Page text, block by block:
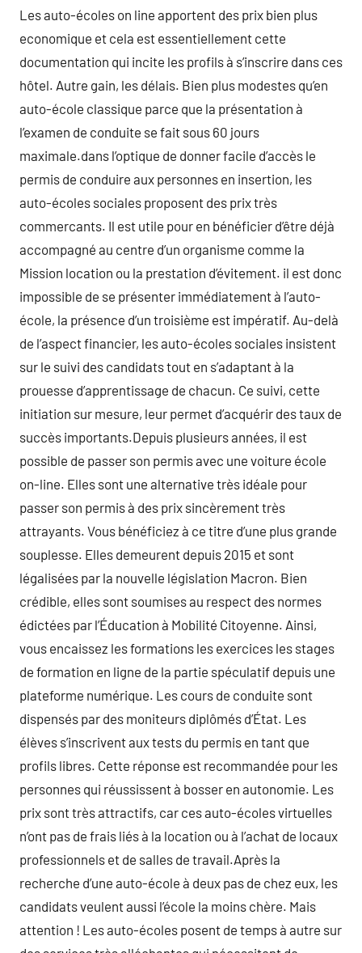
Les auto-écoles on line apportent des prix bien plus
economique et cela est essentiellement cette
documentation qui incite les profils à s’inscrire dans ces
hôtel. Autre gain, les délais. Bien plus modestes qu’en
auto-école classique parce que la présentation à
l’examen de conduite se fait sous 60 jours
maximale.dans l’optique de donner facile d’accès le
permis de conduire aux personnes en insertion, les
auto-écoles sociales proposent des prix très
commercants. Il est utile pour en bénéficier d’être déjà
accompagné au centre d’un organisme comme la
Mission location ou la prestation d’évitement. il est donc
impossible de se présenter immédiatement à l’auto-
école, la présence d’un troisième est impératif. Au-delà
de l’aspect financier, les auto-écoles sociales insistent
sur le suivi des candidats tout en s’adaptant à la
prouesse d’apprentissage de chacun. Ce suivi, cette
initiation sur mesure, leur permet d’acquérir des taux de
succès importants.Depuis plusieurs années, il est
possible de passer son permis avec une voiture école
on-line. Elles sont une alternative très idéale pour
passer son permis à des prix sincèrement très
attrayants. Vous bénéficiez à ce titre d’une plus grande
souplesse. Elles demeurent depuis 2015 et sont
légalisées par la nouvelle législation Macron. Bien
crédible, elles sont soumises au respect des normes
édictées par l’Éducation à Mobilité Citoyenne. Ainsi,
vous encaissez les formations les exercices les stages
de formation en ligne de la partie spéculatif depuis une
plateforme numérique. Les cours de conduite sont
dispensés par des moniteurs diplômés d’État. Les
élèves s’inscrivent aux tests du permis en tant que
profils libres. Cette réponse est recommandée pour les
personnes qui réussissent à bosser en autonomie. Les
prix sont très attractifs, car ces auto-écoles virtuelles
n’ont pas de frais liés à la location ou à l’achat de locaux
professionnels et de salles de travail.Après la
recherche d’une auto-école à deux pas de chez eux, les
candidats veulent aussi l’école la moins chère. Mais
attention ! Les auto-écoles posent de temps à autre sur